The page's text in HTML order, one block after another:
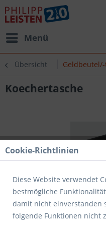
Menü
Übersicht
Koechertasche
Cookie-Richtlinien
Diese Website verwendet
bestmögliche
damit nicht einverstanden
folgende Funktionen nicht